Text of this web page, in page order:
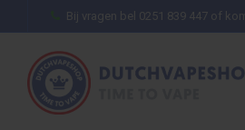
Bij vragen bel 0251 839 447 of